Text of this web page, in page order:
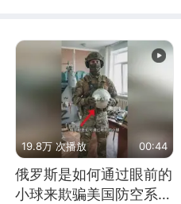
19.8万 次播放 00:44
俄罗斯是如何通过眼前的
小球来欺骗美国防空系统